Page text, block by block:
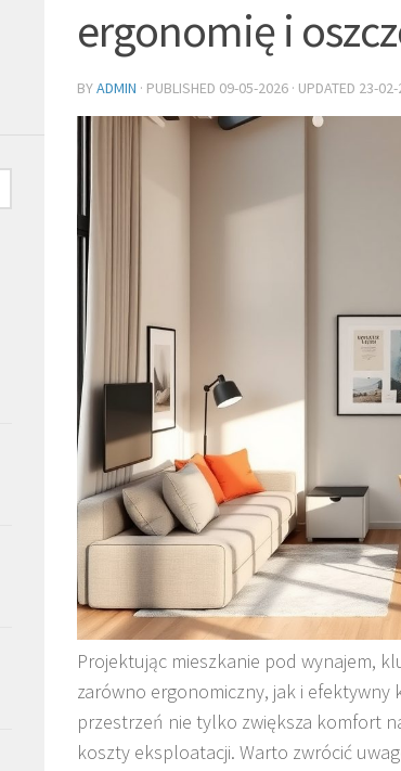
ergonomię i
BYADMIN · PUBLISHED 09-05-2026 · UPDATED 23-
Projektując mieszkanie pod wynajem,
zarówno ergonomiczny, jak i
przestrzeń nie tylko zwiększa komfort
koszty eksploatacji. Warto zwrócić